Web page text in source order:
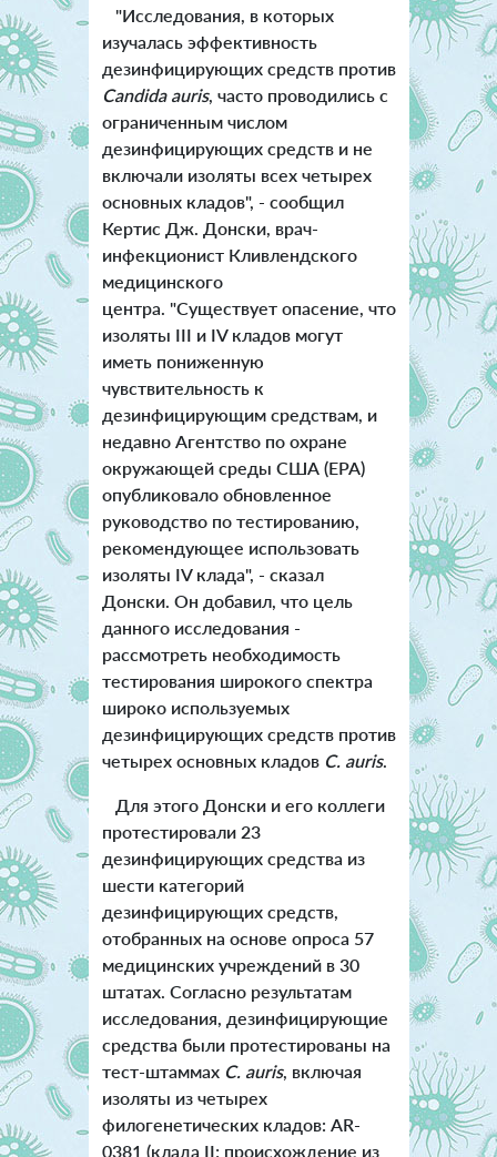
"Исследования, в которых
изучалась эффективность
дезинфицирующих средств против
Candida auris, часто проводились с
ограниченным числом
дезинфицирующих средств и не
включали изоляты всех четырех
основных кладов", - сообщил
Кертис Дж. Донски, врач-
инфекционист Кливлендского
медицинского
центра. "Существует опасение, что
изоляты III и IV кладов могут
иметь пониженную
чувствительность к
дезинфицирующим средствам, и
недавно Агентство по охране
окружающей среды США (EPA)
опубликовало обновленное
руководство по тестированию,
рекомендующее использовать
изоляты IV клада", - сказал
Донски. Он добавил, что цель
данного исследования -
рассмотреть необходимость
тестирования широкого спектра
широко используемых
дезинфицирующих средств против
четырех основных кладов C. auris.
Для этого Донски и его коллеги
протестировали 23
дезинфицирующих средства из
шести категорий
дезинфицирующих средств,
отобранных на основе опроса 57
медицинских учреждений в 30
штатах. Согласно результатам
исследования, дезинфицирующие
средства были протестированы на
тест-штаммах C. auris, включая
изоляты из четырех
филогенетических кладов: AR-
0381 (клада II; происхождение из